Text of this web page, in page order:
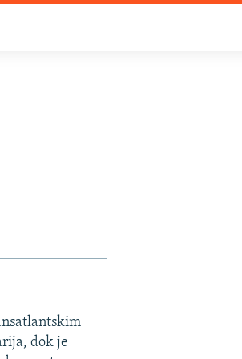
dok je